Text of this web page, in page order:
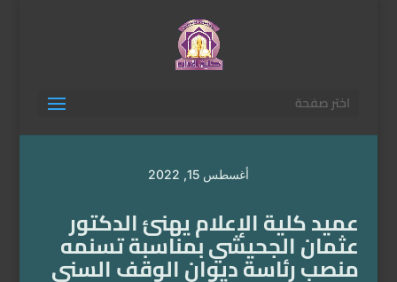
اختر صفحة
أغسطس 15, 2022
عميد كلية الإعلام يهنئ الدكتور
عثمان الجحيشي بمناسبة تسنمه
منصب رئاسة ديوان الوقف السني